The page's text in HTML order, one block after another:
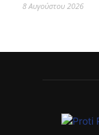
8 Αυγούστου 2026